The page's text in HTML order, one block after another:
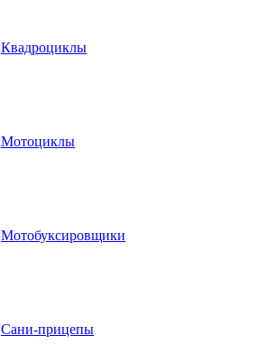
Квадроциклы
Мотоциклы
Мотобуксировщики
Сани-прицепы